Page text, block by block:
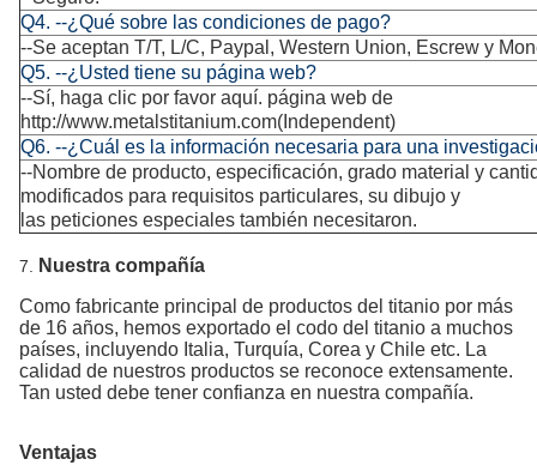
Q4. --¿Qué sobre las condiciones de pago?
--Se aceptan T/T, L/C, Paypal, Western Union, Escrew y
Q5. --¿Usted tiene su página web?
--Sí, haga clic por favor aquí. página web de
http://www.metalstitanium.com(Independent)
Q6. --¿Cuál es la información necesaria para una
--Nombre de producto, especificación, grado material y
modificados para requisitos particulares, su dibujo y
las peticiones especiales también necesitaron.
7.
Nuestra compañía
Como fabricante principal de productos del titanio por más
de 16 años, hemos exportado el codo del titanio a muchos
países, incluyendo Italia, Turquía, Corea y Chile etc. La
calidad de nuestros productos se reconoce extensamente.
Tan usted debe tener confianza en nuestra compañía.
Ventajas